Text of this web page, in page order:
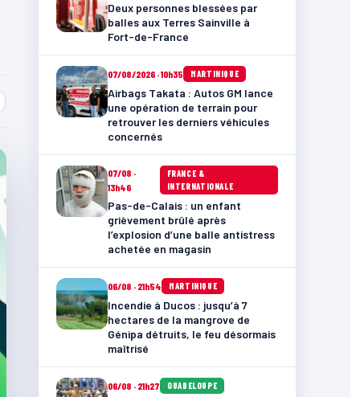
Deux personnes blessées par
balles aux Terres Sainville à
Fort-de-France
07/08/2026 · 10h35 MARTINIQUE
Airbags Takata : Autos GM lance
une opération de terrain pour
retrouver les derniers véhicules
concernés
07/08 ·
13h46
FRANCE &
INTERNATIONALE
Pas-de-Calais : un enfant
grièvement brûlé après
l’explosion d’une balle antistress
achetée en magasin
06/08 · 21h54 MARTINIQUE
Incendie à Ducos : jusqu’à 7
hectares de la mangrove de
Génipa détruits, le feu désormais
maîtrisé
06/08 · 21h27 GUADELOUPE